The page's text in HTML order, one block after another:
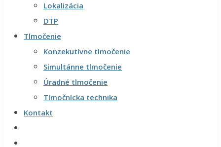
Lokalizácia
DTP
Tlmočenie
Konzekutívne tlmočenie
Simultánne tlmočenie
Úradné tlmočenie
Tlmočnícka technika
Kontakt